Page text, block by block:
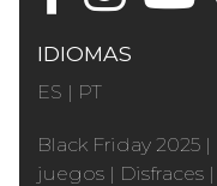
IDIOMAS
ES | PT
Black Friday 2025 |
juegos | Disfraces |